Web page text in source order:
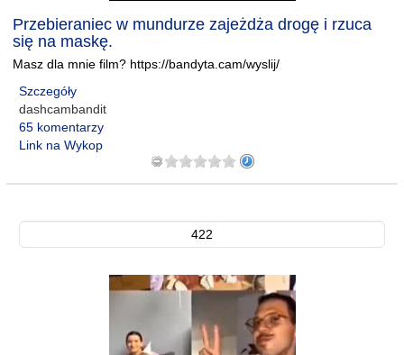
Przebieraniec w mundurze zajeżdża drogę i rzuca
się na maskę.
Masz dla mnie film? https://bandyta.cam/wyslij/
Szczegóły
dashcambandit
65 komentarzy
Link na Wykop
422